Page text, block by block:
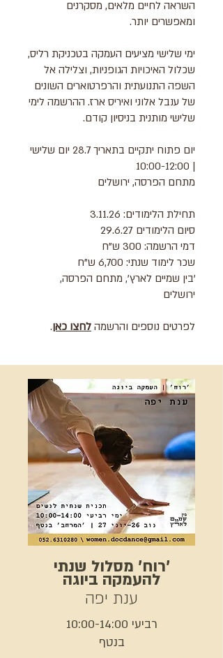
השראה לחיים מלאים, מסקרנים
ומאפשרים יותר.
ימי שלישי מציעים העמקה בטכניקת רליס,
שכלול האיכויות הגופניות, וצלילה אל
השפה התנועתית והרפרטוארים השונים
של ענבל אלוני ואיריס ארז. ההרשמה לימי
שלישי מותנית בניסיון קודם.​​
יום פתוח יתקיים בתאריך 28.7 יום שלישי
| 10:00-12:00
מתחם הפרסה, ירושלים
תחילת הלימודים: 3.11.26
סיום הלימודים 29.6.27
דמי הרשמה: 300 ש"ח
שכר לימוד שנתי: 6,700 ש"ח
'בין שמיים לארץ', מתחם הפרסה,
ירושלים
לפרטים נוספים והרשמה לחצו כאן.
'רוח' מסלול שנתי
להעמקה ביוגה
ענת יפה
רביעי 10:00-14:00
בנטף